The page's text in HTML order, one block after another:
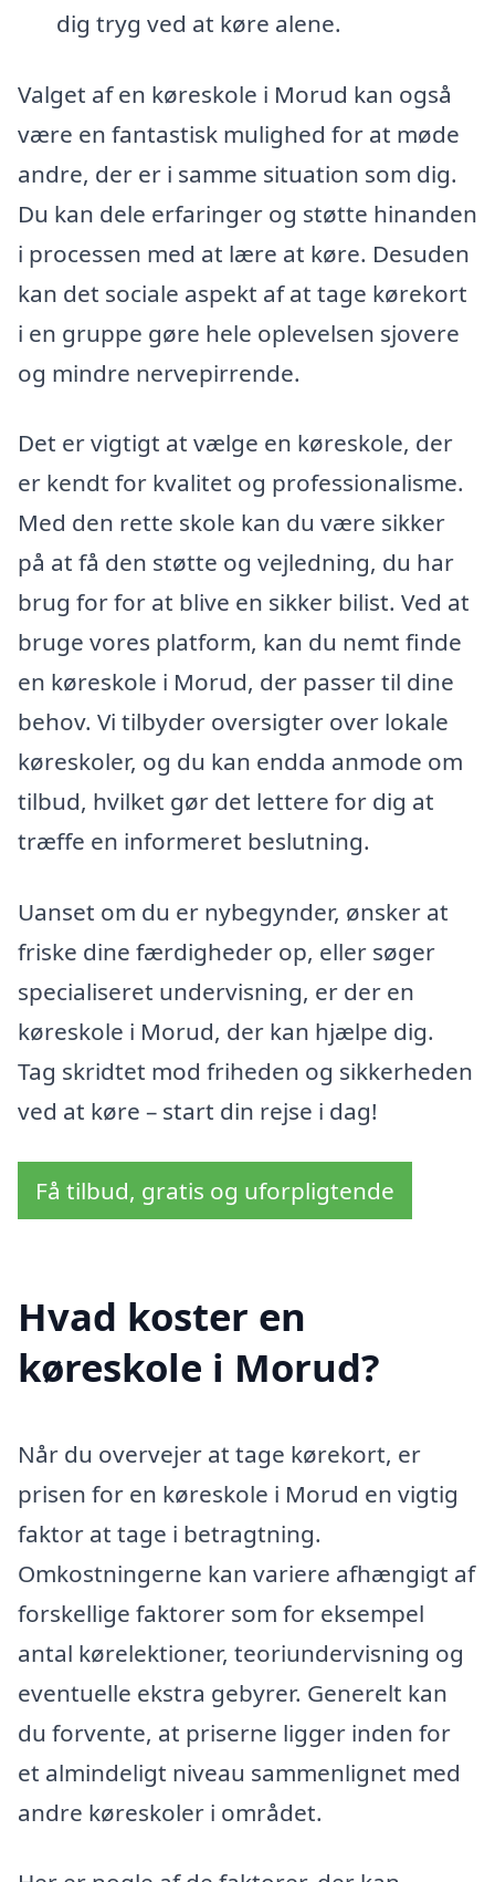
dig tryg ved at køre alene.
Valget af en køreskole i Morud kan også
være en fantastisk mulighed for at møde
andre, der er i samme situation som dig.
Du kan dele erfaringer og støtte hinanden
i processen med at lære at køre. Desuden
kan det sociale aspekt af at tage kørekort
i en gruppe gøre hele oplevelsen sjovere
og mindre nervepirrende.
Det er vigtigt at vælge en køreskole, der
er kendt for kvalitet og professionalisme.
Med den rette skole kan du være sikker
på at få den støtte og vejledning, du har
brug for for at blive en sikker bilist. Ved at
bruge vores platform, kan du nemt finde
en køreskole i Morud, der passer til dine
behov. Vi tilbyder oversigter over lokale
køreskoler, og du kan endda anmode om
tilbud, hvilket gør det lettere for dig at
træffe en informeret beslutning.
Uanset om du er nybegynder, ønsker at
friske dine færdigheder op, eller søger
specialiseret undervisning, er der en
køreskole i Morud, der kan hjælpe dig.
Tag skridtet mod friheden og sikkerheden
ved at køre – start din rejse i dag!
Få tilbud, gratis og uforpligtende
Hvad koster en
køreskole i Morud?
Når du overvejer at tage kørekort, er
prisen for en køreskole i Morud en vigtig
faktor at tage i betragtning.
Omkostningerne kan variere afhængigt af
forskellige faktorer som for eksempel
antal kørelektioner, teoriundervisning og
eventuelle ekstra gebyrer. Generelt kan
du forvente, at priserne ligger inden for
et almindeligt niveau sammenlignet med
andre køreskoler i området.